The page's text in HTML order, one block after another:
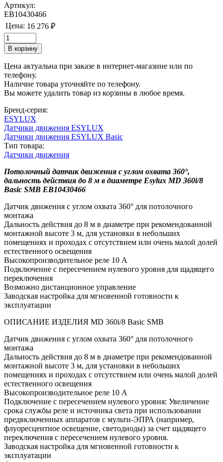
Артикул:
EB10430466
Цена: 16 276 ₽
Цена актуальна при заказе в интернет-магазине или по
телефону.
Наличие товара уточняйте по телефону.
Вы можете удалить товар из корзины в любое время.
Бренд-серия:
ESYLUX
Датчики движения ESYLUX
Датчики движения ESYLUX Basic
Тип товара:
Датчики движения
Потолочный датчик движения с углом охвата 360°,
дальность действия до 8 м в диаметре Esylux MD 360i/8
Basic SMB EB10430466
Датчик движения с углом охвата 360° для потолочного
монтажа
Дальность действия до 8 м в диаметре при рекомендованной
монтажной высоте 3 м, для установки в небольших
помещениях и проходах с отсутствием или очень малой долей
естественного освещения
Высокопроизводительное реле 10 А
Подключение с пересечением нулевого уровня для щадящего
переключения
Возможно дистанционное управление
Заводская настройка для мгновенной готовности к
эксплуатации
ОПИСАНИЕ ИЗДЕЛИЯ MD 360i/8 Basic SMB
Датчик движения с углом охвата 360° для потолочного
монтажа
Дальность действия до 8 м в диаметре при рекомендованной
монтажной высоте 3 м, для установки в небольших
помещениях и проходах с отсутствием или очень малой долей
естественного освещения
Высокопроизводительное реле 10 А
Подключение с пересечением нулевого уровня: Увеличение
срока службы реле и источника света при использовании
предвключенных аппаратов с мульти-ЭПРА (например,
флуоресцентное освещение, светодиоды) за счет щадящего
переключения с пересечением нулевого уровня.
Заводская настройка для мгновенной готовности к
эксплуатации